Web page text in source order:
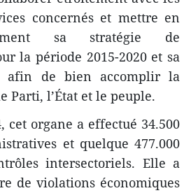
concernés et mettre en
sa stratégie de
la période 2015-2020 et sa
afin de bien accomplir la
Parti, l’État et le peuple.
cet organe a effectué 34.500
et quelque 477.000
intersectoriels. Elle a
de violations économiques